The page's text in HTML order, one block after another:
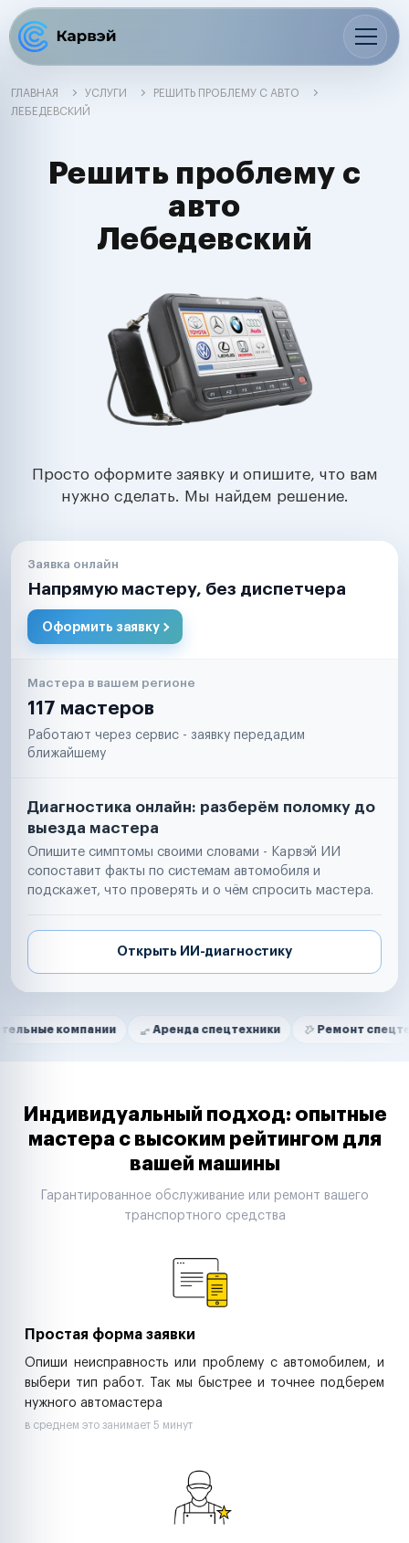
ГЛАВНАЯ УСЛУГИ
РЕШИТЬ ПРОБЛЕМУ С АВТО
ЛЕБЕДЕВСКИЙ
Решить проблему с
авто
Лебедевский
Просто оформите заявку и опишите, что вам
нужно сделать. Мы найдем решение.
Заявка онлайн
Напрямую мастеру, без диспетчера
Оформить заявку
Мастера в вашем регионе
117 мастеров
Работают через сервис - заявку передадим
ближайшему
Диагностика онлайн: разберём поломку до
выезда мастера
Опишите симптомы своими словами - Карвэй ИИ
сопоставит факты по системам автомобиля и
подскажет, что проверять и о чём спросить мастера.
Открыть ИИ-диагностику
Нам доверяют
Аренда спецтехники Ремонт спецтехники
Маркетплейсы
Таксопарки
Автодилеры
Строительные компании
Аренда спецтехники
Индивидуальный подход: опытные
мастера с высоким рейтингом для
вашей машины
Гарантированное обслуживание или ремонт вашего
транспортного средства
Простая форма заявки
Опиши неисправность или проблему с автомобилем, и
выбери тип работ. Так мы быстрее и точнее подберем
нужного автомастера
в среднем это занимает 5 минут